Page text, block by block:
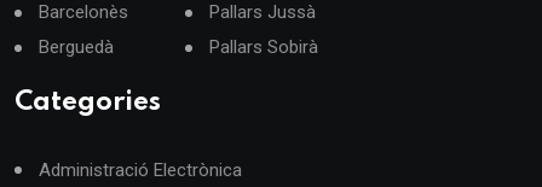
Barcelonès
Berguedà
Pallars Jussà
Pallars Sobirà
Categories
Administració Electrònica